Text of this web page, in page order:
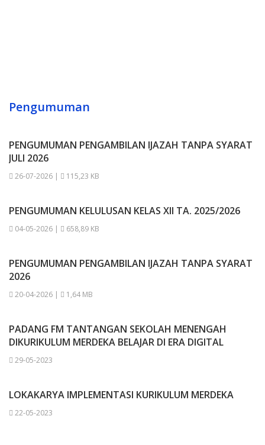
Pengumuman
PENGUMUMAN PENGAMBILAN IJAZAH TANPA SYARAT
JULI 2026
26-07-2026 | 115,23 KB
PENGUMUMAN KELULUSAN KELAS XII TA. 2025/2026
04-05-2026 | 658,89 KB
PENGUMUMAN PENGAMBILAN IJAZAH TANPA SYARAT
2026
20-04-2026 | 1,64 MB
PADANG FM TANTANGAN SEKOLAH MENENGAH
DIKURIKULUM MERDEKA BELAJAR DI ERA DIGITAL
29-05-2023
LOKAKARYA IMPLEMENTASI KURIKULUM MERDEKA
22-05-2023